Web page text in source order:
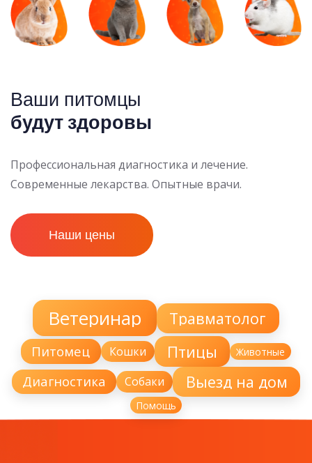
Ваши питомцы
будут здоровы
Профессиональная диагностика и лечение.
Современные лекарства. Опытные врачи.
Наши цены
Ветеринар Травматолог
Питомец Кошки Птицы Животные
Диагностика Собаки Выезд на дом
Помощь